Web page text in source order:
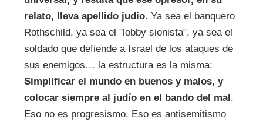
relato, lleva apellido judío. Ya sea el banquero
Rothschild, ya sea el "lobby sionista", ya sea el
soldado que defiende a Israel de los ataques de
sus enemigos… la estructura es la misma:
Simplificar el mundo en buenos y malos, y
colocar siempre al judío en el bando del mal.
Eso no es progresismo. Eso es antisemitismo